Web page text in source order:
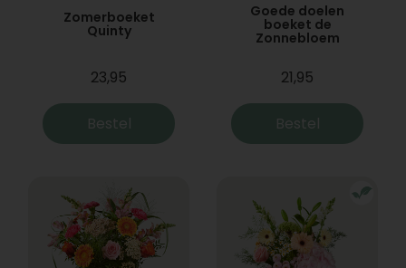
Zomerboeket
Quinty
23,95
Bestel
Goede doelen
boeket de
Zonnebloem
21,95
Bestel